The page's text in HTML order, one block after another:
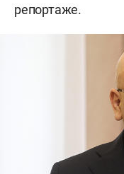
репортаже.